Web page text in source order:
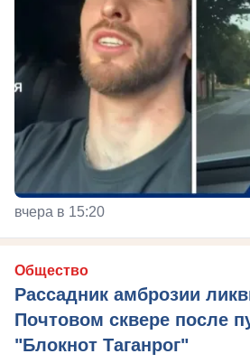
вчера в 15:20
Общество
Рассадник амброзии
Почтовом сквере после
"Блокнот Таганрог"